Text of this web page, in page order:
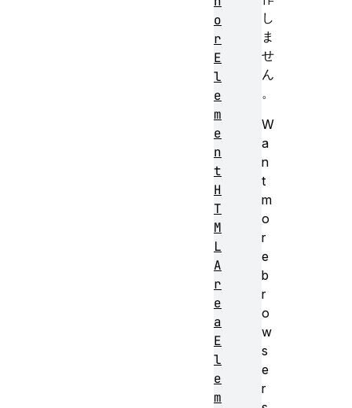
し
ま
せ
ん
。
W
a
n
t
m
o
r
e
b
r
o
w
s
e
r
o
r
E
l
e
m
e
n
t
H
T
M
L
A
r
e
a
E
l
e
m